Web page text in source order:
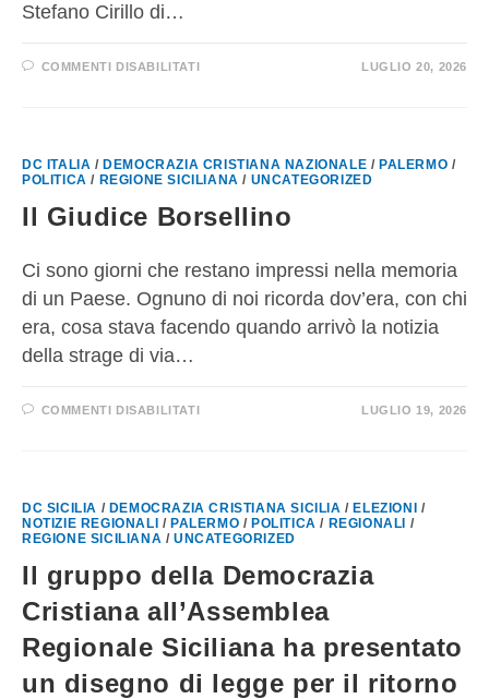
Stefano Cirillo di…
COMMENTI DISABILITATI LUGLIO 20, 2026
DC ITALIA / DEMOCRAZIA CRISTIANA NAZIONALE / PALERMO /
POLITICA / REGIONE SICILIANA / UNCATEGORIZED
Il Giudice Borsellino
Ci sono giorni che restano impressi nella memoria
di un Paese. Ognuno di noi ricorda dov’era, con chi
era, cosa stava facendo quando arrivò la notizia
della strage di via…
COMMENTI DISABILITATI LUGLIO 19, 2026
DC SICILIA / DEMOCRAZIA CRISTIANA SICILIA / ELEZIONI
/
NOTIZIE REGIONALI / PALERMO / POLITICA / REGIONALI /
REGIONE SICILIANA /UNCATEGORIZED
Il gruppo della Democrazia
Cristiana all’Assemblea
Regionale Siciliana ha presentato
un disegno di legge per il ritorno